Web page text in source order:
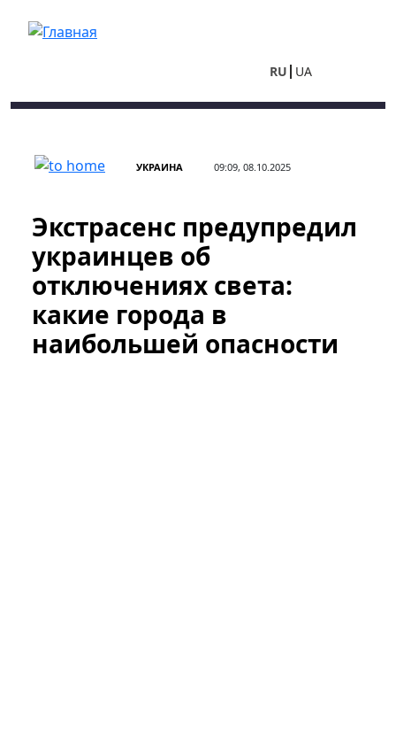
RU UA
УКРАИНА 09:09, 08.10.2025
Экстрасенс предупредил
украинцев об
отключениях света:
какие города в
наибольшей опасности